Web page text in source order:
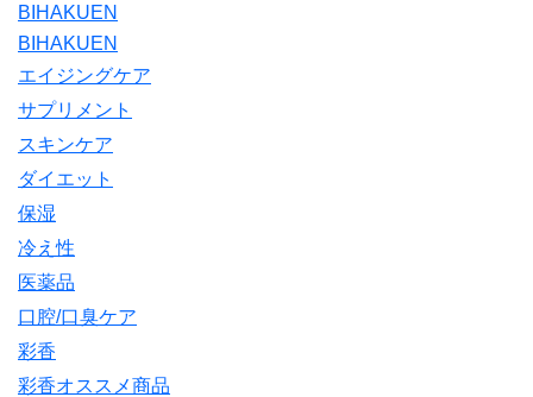
BIHAKUEN
BIHAKUEN
エイジングケア
サプリメント
スキンケア
ダイエット
保湿
冷え性
医薬品
口腔/口臭ケア
彩香
彩香オススメ商品